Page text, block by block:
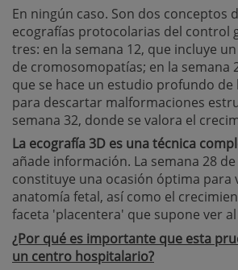
En ningún caso. Son dos conceptos
ecografías protocolarias del control
tres: en la semana 12, que incluye
de cromosomopatías; en la semana
que se hace un estudio profundo de
para descartar malformaciones
semana 32, donde se valora el
La ecografía 3D es una técnica
añade información. La semana 28
constituye una ocasión óptima para
anatomía fetal, así como el
faceta 'placentera' que supone ver
¿Por qué es importante que esta
un centro hospitalario?